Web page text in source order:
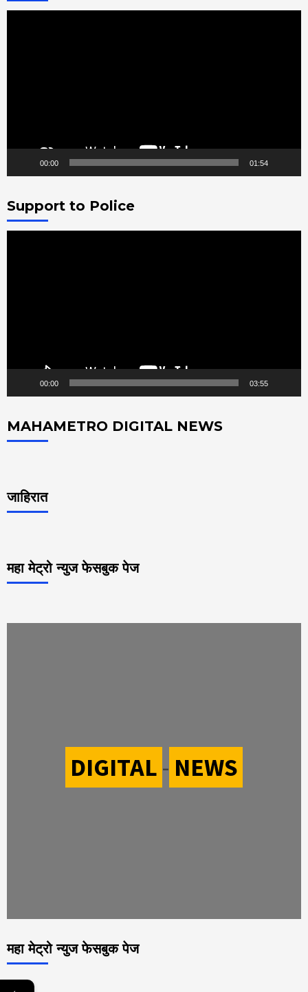
00:00 01:54
Support to Police
00:00 03:55
MAHAMETRO DIGITAL NEWS
जाहिरात
महा मेट्रो न्युज फेसबुक पेज
DIGITAL - NEWS
महा मेट्रो न्युज फेसबुक पेज